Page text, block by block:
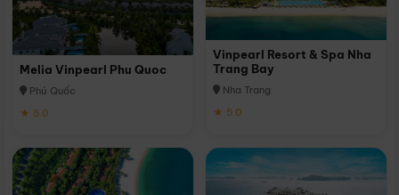
Melia Vinpearl Phu Quoc
Phú Quốc
★ 5.0
Vinpearl Resort & Spa Nha
Trang Bay
Nha Trang
★ 5.0